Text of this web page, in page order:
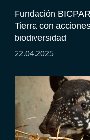
Fundación
Tierra con
biodiversidad
22.04.2025